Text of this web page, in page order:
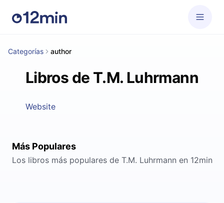
Categorías author
Libros de T.M. Luhrmann
Website
Más Populares
Los libros más populares de T.M. Luhrmann en 12min